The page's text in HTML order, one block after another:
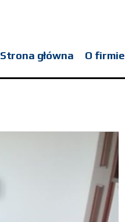
Strona główna O firmie